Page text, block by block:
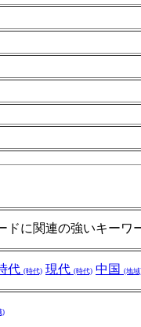
ドに関連の強いキーワ
代 (時代) 現代 (時代) 中国 (地
)